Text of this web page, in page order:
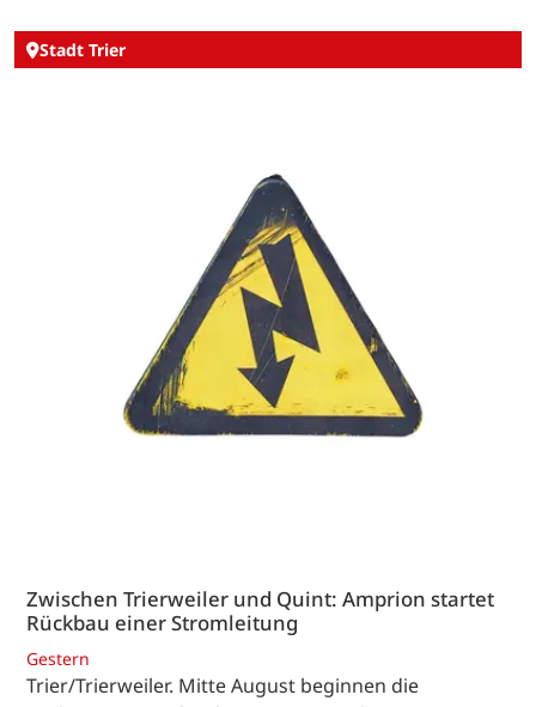
Stadt Trier
Zwischen Trierweiler und Quint: Amprion startet
Rückbau einer Stromleitung
Gestern
Trier/Trierweiler. Mitte August beginnen die